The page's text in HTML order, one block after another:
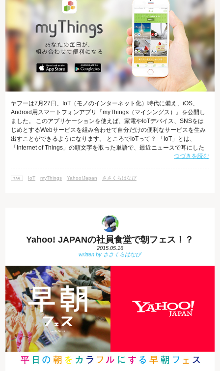
ヤフーは7月27日、IoT（モノのインターネット化）時代に備え、iOS、
Android用スマートフォンアプリ『myThings（マイシングス）』を公開し
ました。 このアプリケーションを使えば、家電やIoTデバイス、SNSをは
じめとするWebサービスを組み合わせて自分だけの便利なサービスを生み
出すことができるようになります。 ところでIoTって？ 「IoT」とは、
「Internet of Things」の頭文字を取った単語で、最近ニュースで耳にした
ことがある方も多いのではないでしょうか。 一言でいうと、「身の周りの
まで、いろいろなモノをインターネットにつなげる
つづきを読む
IoT myThings Yahoo!Japan ささくらはなび
Yahoo! JAPANの社員食堂で朝フェス！？
2015.05.16